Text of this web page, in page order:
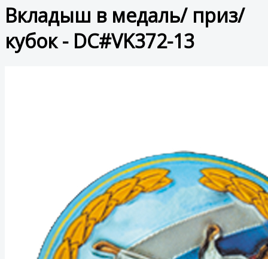
Вкладыш в медаль/ приз/
кубок - DC#VK372-13